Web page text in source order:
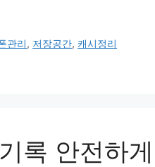
관리, 저장공간,캐시정리
록 안전하